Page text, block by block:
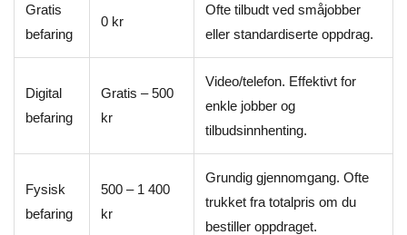
Gratis
befaring
0 kr
Ofte tilbudt ved småjobber
eller standardiserte oppdrag.
Digital
befaring
Gratis – 500
kr
Video/telefon. Effektivt for
enkle jobber og
tilbudsinnhenting.
Fysisk
befaring
500 – 1 400
kr
Grundig gjennomgang. Ofte
trukket fra totalpris om du
bestiller oppdraget.